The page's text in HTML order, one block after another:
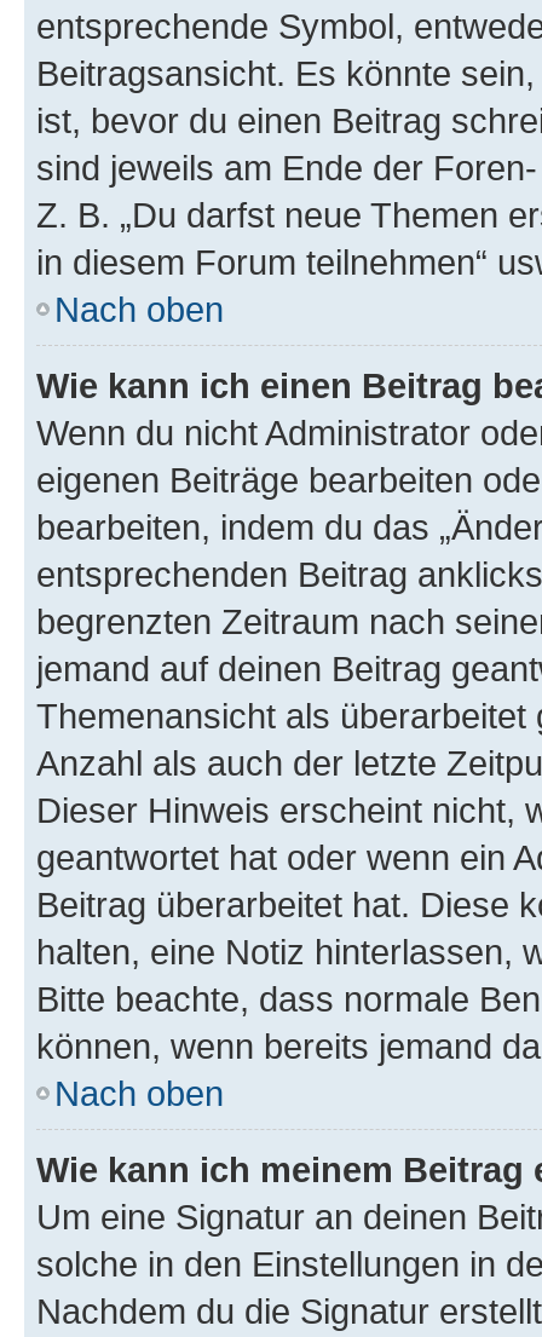
entsprechende Symbol,
Beitragsansicht. Es könnte
ist, bevor du einen Beitrag
sind jeweils am Ende der
Z. B. „Du darfst neue Themen
in diesem Forum teilnehmen“
Nach oben
Wie kann ich einen Beitrag
Wenn du nicht Administrator
eigenen Beiträge bearbeiten
bearbeiten, indem du das
entsprechenden Beitrag
begrenzten Zeitraum nach
jemand auf deinen Beitrag
Themenansicht als
Anzahl als auch der letzte
Dieser Hinweis erscheint nicht,
geantwortet hat oder wenn ein
Beitrag überarbeitet hat. Diese
halten, eine Notiz hinterlassen,
Bitte beachte, dass normale
können, wenn bereits jemand
Nach oben
Wie kann ich meinem
Um eine Signatur an deinen
solche in den Einstellungen in
Nachdem du die Signatur